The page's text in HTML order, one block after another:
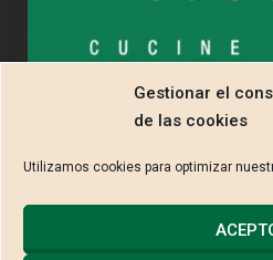
Gestionar el
de las cookies
Utilizamos cookies para optimizar